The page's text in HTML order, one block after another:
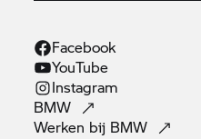
Facebook
YouTube
Instagram
BMW
Werken bij BMW